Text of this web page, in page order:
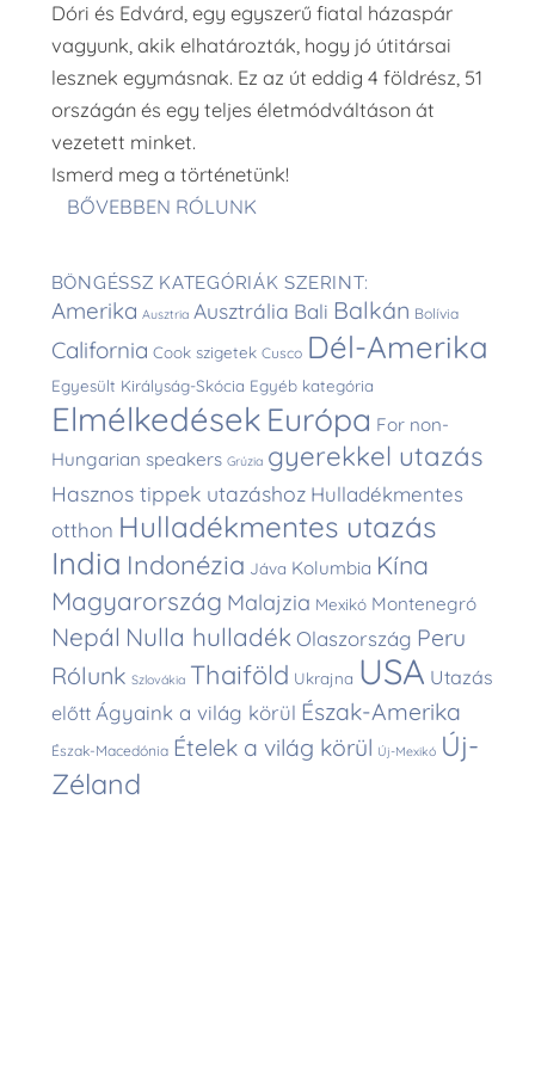
Dóri és Edvárd, egy egyszerű fiatal házaspár
vagyunk, akik elhatározták, hogy jó útitársai
lesznek egymásnak. Ez az út eddig 4 földrész, 51
országán és egy teljes életmódváltáson át
vezetett minket.
Ismerd meg a történetünk!
BŐVEBBEN RÓLUNK
BÖNGÉSSZ KATEGÓRIÁK SZERINT:
Amerika Ausztria Ausztrália Bali Balkán Bolívia
California Cook szigetek Cusco Dél-Amerika
Egyesült Királyság-Skócia Egyéb kategória
Elmélkedések Európa For non-
Hungarian speakers Grúzia gyerekkel utazás
Hasznos tippek utazáshoz Hulladékmentes
otthon Hulladékmentes utazás
India Indonézia Jáva Kolumbia Kína
Magyarország Malajzia Mexikó Montenegró
Nepál Nulla hulladék Olaszország Peru
Rólunk Szlovákia Thaiföld Ukrajna USA Utazás
előtt Ágyaink a világ körül Észak-Amerika
Észak-Macedónia Ételek a világ körül Új-Mexikó Új-
Zéland